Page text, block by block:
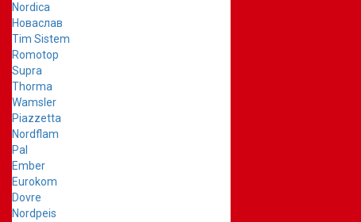
Nordica
Новаслав
Tim Sistem
Romotop
Supra
Thorma
Wamsler
Piazzetta
Nordflam
Pal
Ember
Eurokom
Dovre
Nordpeis